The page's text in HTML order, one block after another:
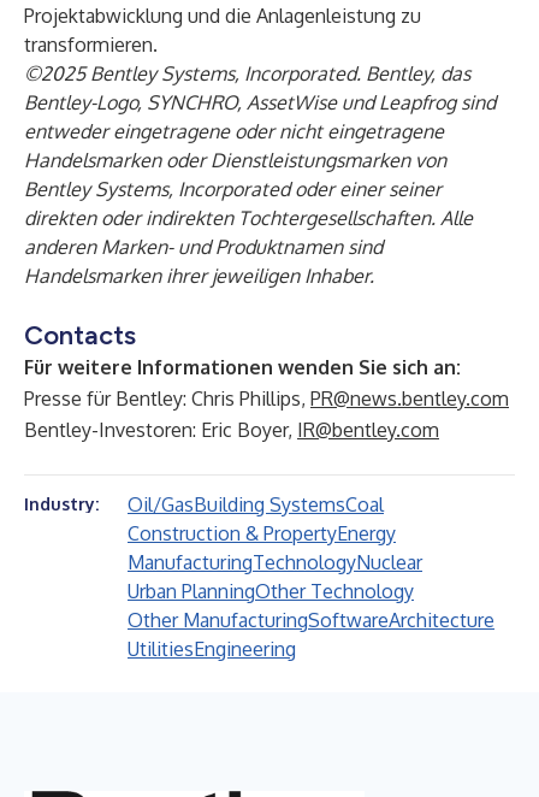
Projektabwicklung und die Anlagenleistung zu
transformieren.
©2025 Bentley Systems, Incorporated. Bentley, das
Bentley-Logo, SYNCHRO, AssetWise und Leapfrog sind
entweder eingetragene oder nicht eingetragene
Handelsmarken oder Dienstleistungsmarken von
Bentley Systems, Incorporated oder einer seiner
direkten oder indirekten Tochtergesellschaften. Alle
anderen Marken- und Produktnamen sind
Handelsmarken ihrer jeweiligen Inhaber.
Contacts
Für weitere Informationen wenden Sie sich an:
Presse für Bentley: Chris Phillips, PR@news.bentley.com
Bentley-Investoren: Eric Boyer, IR@bentley.com
Industry: Oil/GasBuilding SystemsCoal
Construction & PropertyEnergy
ManufacturingTechnologyNuclear
Urban PlanningOther Technology
Other ManufacturingSoftwareArchitecture
UtilitiesEngineering